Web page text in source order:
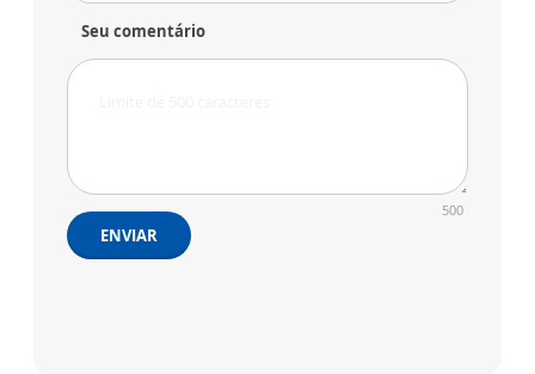
Seu comentário
500
ENVIAR